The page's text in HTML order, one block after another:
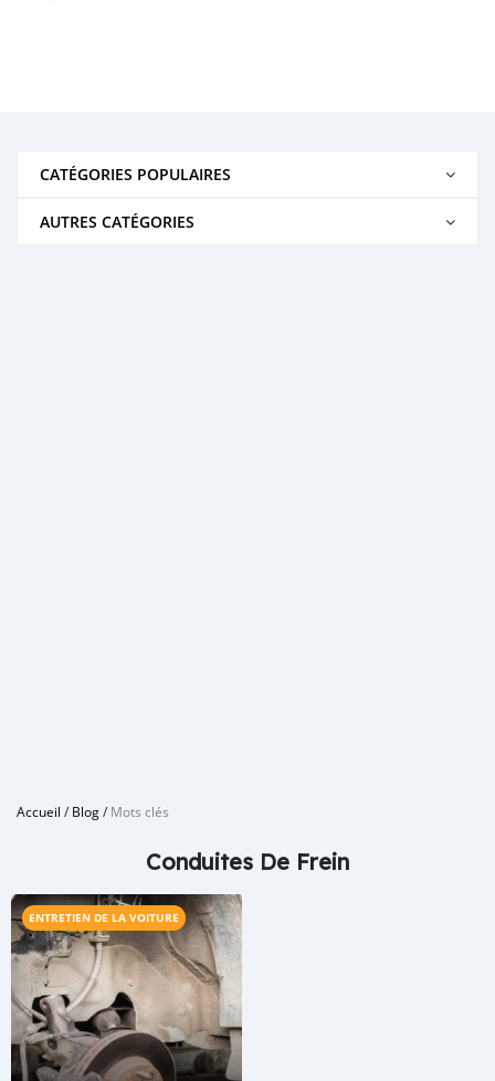
CATÉGORIES POPULAIRES
AUTRES CATÉGORIES
Accueil /Blog/Mots clés
Conduites De Frein
ENTRETIEN DE LA VOITURE